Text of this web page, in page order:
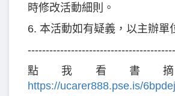
時修改活動細則。
6. 本活動如有疑義，以主辦單
點我看書
https://ucarer888.pse.is/6bpdej